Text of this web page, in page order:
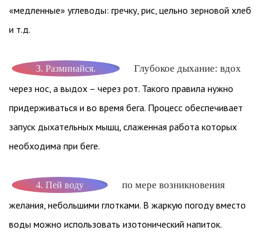
«медленные» углеводы: гречку, рис, цельно зерновой хлеб
и т.д.
3. Разминайся. Глубокое дыхание: вдох
через нос, а выдох – через рот. Такого правила нужно
придерживаться и во время бега. Процесс обеспечивает
запуск дыхательных мышц, слаженная работа которых
необходима при беге.
4. Пей воду по мере возникновения
желания, небольшими глотками. В жаркую погоду вместо
воды можно использовать изотонический напиток.